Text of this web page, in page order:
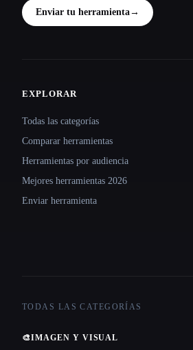
Enviar tu herramienta→
Site navigation
EXPLORAR
Todas las categorías
Comparar herramientas
Herramientas por audiencia
Mejores herramientas 2026
Enviar herramienta
TODAS LAS CATEGORÍAS
🎨IMAGEN Y VISUAL